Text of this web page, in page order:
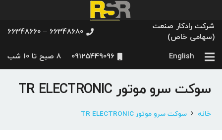
شرکت رادکار صنعت
(سهامی خاص)
66348680 – 66348660
English
09125449096 8 صبح تا 10 شب
سوکت سرو موتور TR ELECTRONIC
خانه سوکت سرو موتور TR ELECTRONIC